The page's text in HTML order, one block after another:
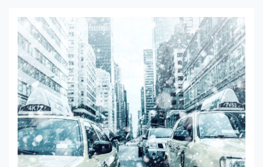
incroyables. La plongée au Kenya est une
expérience immersive unique qui dévoile un monde
vibrant de vie marine, de récifs […]